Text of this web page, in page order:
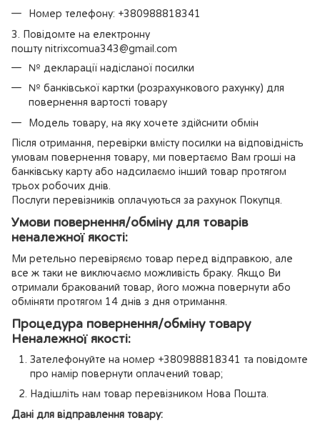
Номер телефону: +380988818341
3. Повідомте на електронну
пошту nitrixcomua343@gmail.com
№ декларації надісланої посилки
№ банківської картки (розрахункового рахунку) для
повернення вартості товару
Модель товару, на яку хочете здійснити обмін
Після отримання, перевірки вмісту посилки на відповідність
умовам повернення товару, ми повертаємо Вам гроші на
банківську карту або надсилаємо інший товар протягом
трьох робочих днів.
Послуги перевізників оплачуються за рахунок Покупця.
Умови повернення/обміну для товарів
неналежної якості:
Ми ретельно перевіряємо товар перед відправкою, але
все ж таки не виключаємо можливість браку. Якщо Ви
отримали бракований товар, його можна повернути або
обміняти протягом 14 днів з дня отримання.
Процедура повернення/обміну товару
Неналежної якості:
Зателефонуйте на номер +380988818341 та повідомте
про намір повернути оплачений товар;
Надішліть нам товар перевізником Нова Пошта.
Дані для відправлення товару: